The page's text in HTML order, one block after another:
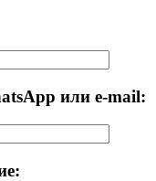
или e-mail: